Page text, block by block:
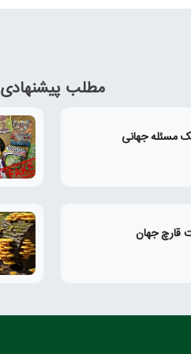
مطلب پیشنهادی
مسئله جهانی
قارچ جهان